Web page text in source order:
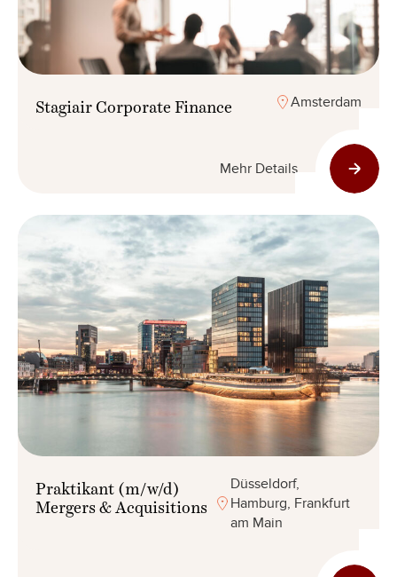
Stagiair Corporate Finance Amsterdam
Mehr Details
Praktikant (m/w/d)
Mergers & Acquisitions
Düsseldorf,
Hamburg, Frankfurt
am Main